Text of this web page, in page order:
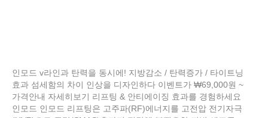
인모드 v라인과 탄력을 동시에! 지방감소 / 탄력증가 / 타이트닝
효과 섬세함의 차이 인상을 디자인하다 이벤트가 ₩69,000원 ~
가격안내 자세히보기 리프팅 & 안티에이징 효과를 경험하세요
인모드 인모드 리프팅은 고주파(RF)에너지를 고전압 전기자극